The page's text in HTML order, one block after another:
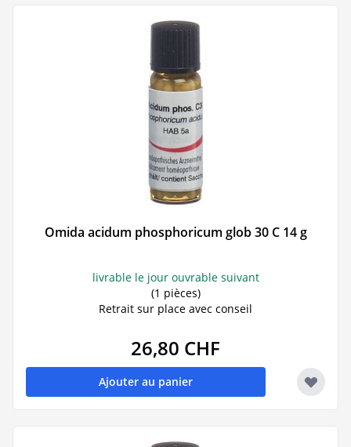
Omida acidum phosphoricum glob 30 C 14 g
livrable le jour ouvrable suivant
(1 pièces)
Retrait sur place avec conseil
26,80 CHF
Ajouter au panier